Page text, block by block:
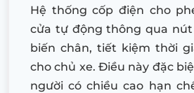
Hệ thống cốp điện cho
cửa tự động thông qua
biến chân, tiết kiệm thời
cho chủ xe. Điều này đặc
người có chiều cao hạn